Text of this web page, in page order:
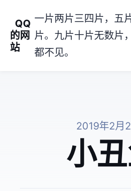
QQ
的网
站
一片两片三四片，五
片。九片十片无数片
都不见。
2019年2月
小